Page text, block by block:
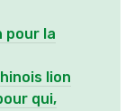
pour la
lion
qui,